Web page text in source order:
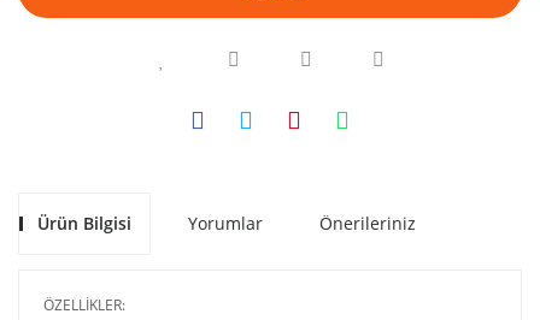
Ürün Bilgisi Yorumlar Önerileriniz
ÖZELLİKLER: